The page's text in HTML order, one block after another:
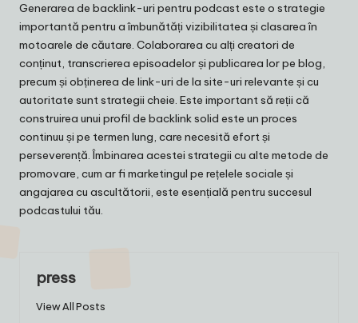
Generarea de backlink-uri pentru podcast este o strategie
importantă pentru a îmbunătăți vizibilitatea și clasarea în
motoarele de căutare. Colaborarea cu alți creatori de
conținut, transcrierea episoadelor și publicarea lor pe blog,
precum și obținerea de link-uri de la site-uri relevante și cu
autoritate sunt strategii cheie. Este important să reții că
construirea unui profil de backlink solid este un proces
continuu și pe termen lung, care necesită efort și
perseverență. Îmbinarea acestei strategii cu alte metode de
promovare, cum ar fi marketingul pe rețelele sociale și
angajarea cu ascultătorii, este esențială pentru succesul
podcastului tău.
press
View All Posts